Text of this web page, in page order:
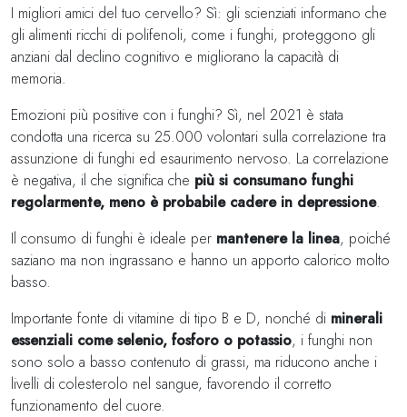
I migliori amici del tuo cervello? Sì: gli scienziati informano che
gli alimenti ricchi di polifenoli, come i funghi, proteggono gli
anziani dal declino cognitivo e migliorano la capacità di
memoria.
Emozioni più positive con i funghi? Sì, nel 2021 è stata
condotta una ricerca su 25.000 volontari sulla correlazione tra
assunzione di funghi ed esaurimento nervoso. La correlazione
è negativa, il che significa che più si consumano funghi
regolarmente, meno è probabile cadere in depressione.
Il consumo di funghi è ideale per mantenere la linea, poiché
saziano ma non ingrassano e hanno un apporto calorico molto
basso.
Importante fonte di vitamine di tipo B e D, nonché di minerali
essenziali come selenio, fosforo o potassio, i funghi non
sono solo a basso contenuto di grassi, ma riducono anche i
livelli di colesterolo nel sangue, favorendo il corretto
funzionamento del cuore.